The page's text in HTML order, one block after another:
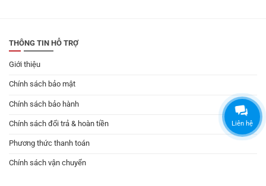
THÔNG TIN HỖ TRỢ
Giới thiệu
Chính sách bảo mật
Chính sách bảo hành
Chính sách đổi trả & hoàn tiền
Phương thức thanh toán
Chính sách vận chuyển
Liên hệ